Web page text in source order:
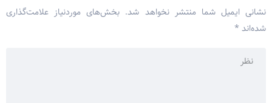
نشانی ایمیل شما منتشر نخواهد شد. بخش‌های موردنیاز علامت‌گذاری
شده‌اند *